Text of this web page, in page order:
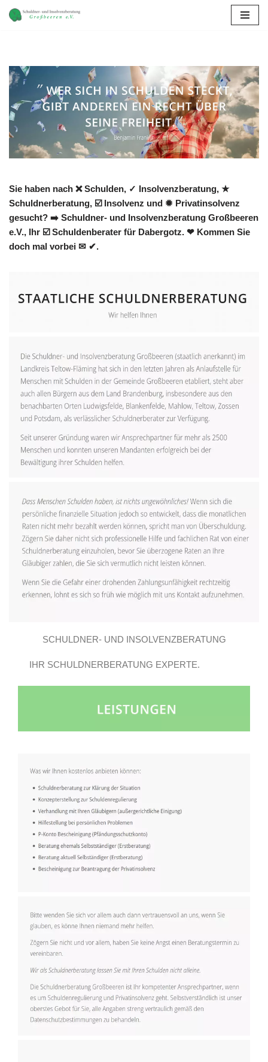
Sie haben nach ❌ Schulden, ✓ Insolvenzberatung, ★
Schuldnerberatung, ☑️ Insolvenz und ✹ Privatinsolvenz
gesucht? ➡️ Schuldner- und Insolvenzberatung Großbeeren
e.V., Ihr ☑️ Schuldenberater für Dabergotz. ❤ Kommen Sie
doch mal vorbei ✉ ✔.
SCHULDNER- UND INSOLVENZBERATUNG
GROSSBEEREN E.V..
IHR SCHULDNERBERATUNG EXPERTE.